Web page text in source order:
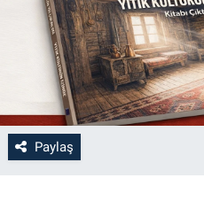
Paylaş
Eğitim
Kültür
3.Sayfa
Medya